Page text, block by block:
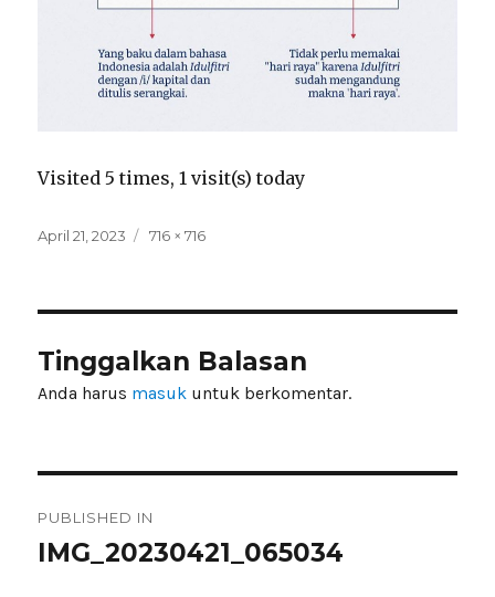
Visited 5 times, 1 visit(s) today
Posted
April 21, 2023
Full
716 × 716
Tinggalkan Balasan
Anda harus masuk untuk berkomentar.
pos
PUBLISHED IN
IMG_20230421_065034